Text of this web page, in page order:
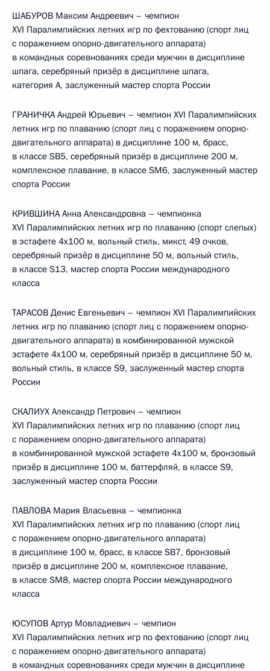
ШАБУРОВ Максим Андреевич – чемпион
XVI Паралимпийских летних игр по фехтованию (спорт лиц
с поражением опорно-двигательного аппарата)
в командных соревнованиях среди мужчин в дисциплине
шпага, серебряный призёр в дисциплине шпага,
категория А, заслуженный мастер спорта России
ГРАНИЧКА Андрей Юрьевич – чемпион XVI Паралимпийских
летних игр по плаванию (спорт лиц с поражением опорно-
двигательного аппарата) в дисциплине 100 м, брасс,
в классе SB5, серебряный призёр в дисциплине 200 м,
комплексное плавание, в классе SM6, заслуженный мастер
спорта России
КРИВШИНА Анна Александровна – чемпионка
XVI Паралимпийских летних игр по плаванию (спорт слепых)
в эстафете 4х100 м, вольный стиль, микст, 49 очков,
серебряный призёр в дисциплине 50 м, вольный стиль,
в классе S13, мастер спорта России международного
класса
ТАРАСОВ Денис Евгеньевич – чемпион XVI Паралимпийских
летних игр по плаванию (спорт лиц с поражением опорно-
двигательного аппарата) в комбинированной мужской
эстафете 4x100 м, серебряный призёр в дисциплине 50 м,
вольный стиль, в классе S9, заслуженный мастер спорта
России
СКАЛИУХ Александр Петрович – чемпион
XVI Паралимпийских летних игр по плаванию (спорт лиц
с поражением опорно-двигательного аппарата)
в комбинированной мужской эстафете 4x100 м, бронзовый
призёр в дисциплине 100 м, баттерфляй, в классе S9,
заслуженный мастер спорта России
ПАВЛОВА Мария Власьевна – чемпионка
XVI Паралимпийских летних игр по плаванию (спорт лиц
с поражением опорно-двигательного аппарата)
в дисциплине 100 м, брасс, в классе SB7, бронзовый
призёр в дисциплине 200 м, комплексное плавание,
в классе SM8, мастер спорта России международного
класса
ЮСУПОВ Артур Мовладиевич – чемпион
XVI Паралимпийских летних игр по фехтованию (спорт лиц
с поражением опорно-двигательного аппарата)
в командных соревнованиях среди мужчин в дисциплине